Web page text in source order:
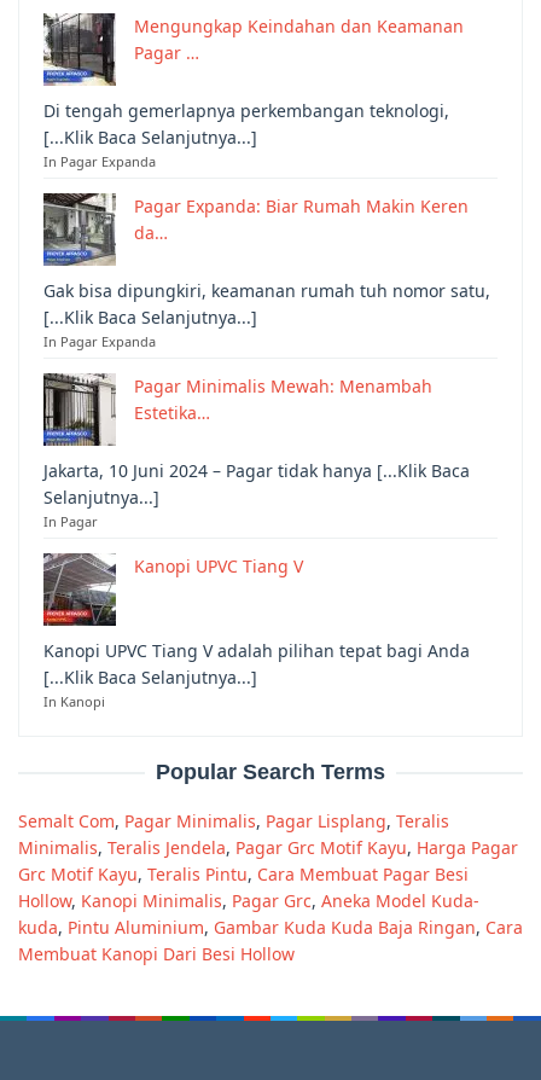
Mengungkap Keindahan dan Keamanan
Pagar …
Di tengah gemerlapnya perkembangan teknologi,
[...Klik Baca Selanjutnya...]
In Pagar Expanda
Pagar Expanda: Biar Rumah Makin Keren
da…
Gak bisa dipungkiri, keamanan rumah tuh nomor satu,
[...Klik Baca Selanjutnya...]
In Pagar Expanda
Pagar Minimalis Mewah: Menambah
Estetika…
Jakarta, 10 Juni 2024 – Pagar tidak hanya [...Klik Baca
Selanjutnya...]
In Pagar
Kanopi UPVC Tiang V
Kanopi UPVC Tiang V adalah pilihan tepat bagi Anda
[...Klik Baca Selanjutnya...]
In Kanopi
Popular Search Terms
Semalt Com, Pagar Minimalis, Pagar Lisplang, Teralis
Minimalis, Teralis Jendela, Pagar Grc Motif Kayu, Harga Pagar
Grc Motif Kayu, Teralis Pintu, Cara Membuat Pagar Besi
Hollow, Kanopi Minimalis, Pagar Grc, Aneka Model Kuda-
kuda, Pintu Aluminium, Gambar Kuda Kuda Baja Ringan, Cara
Membuat Kanopi Dari Besi Hollow